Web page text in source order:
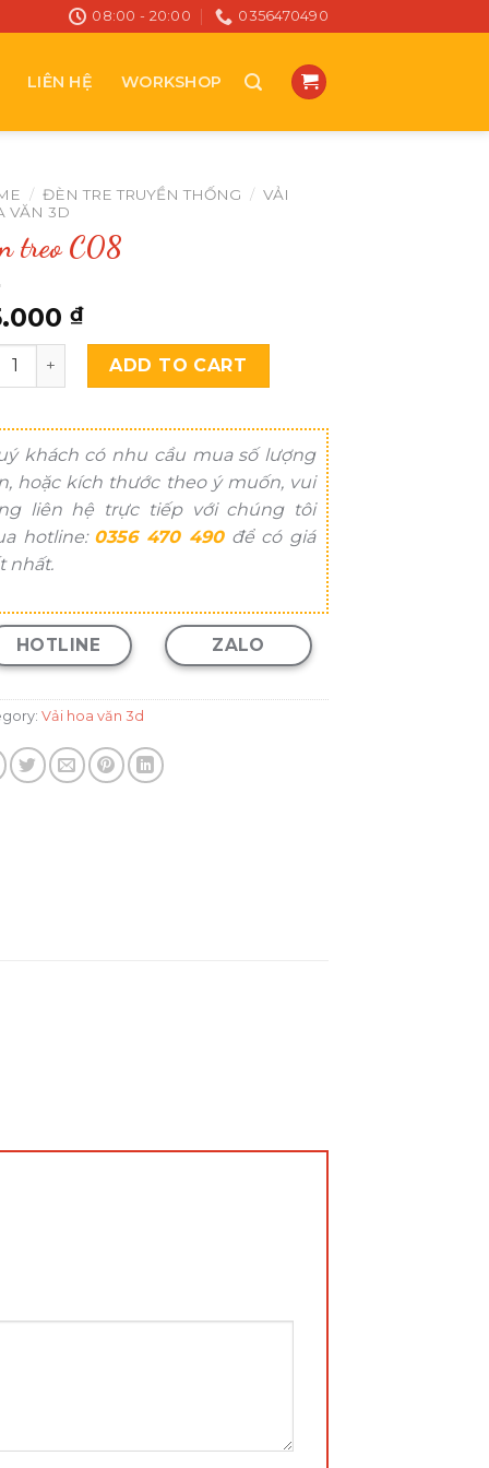
08:00 - 20:00 0356470490
LIÊN HỆ WORKSHOP
/ ĐÈN TRE TRUYỀN THỐNG / VẢI
VĂN 3D
treo C08
₫
treo C08 quantityADD TO CART
khách có nhu cầu mua số lượng
hoặc kích thước theo ý muốn, vui
liên hệ trực tiếp với chúng tôi
hotline: 0356 470 490để có giá
nhất.
HOTLINE ZALO
Vải hoa văn 3d